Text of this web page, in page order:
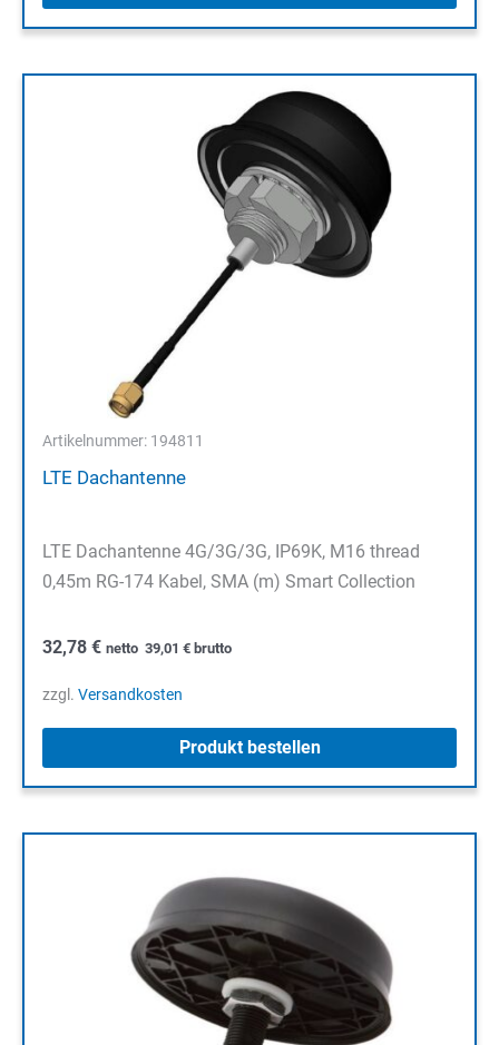
Artikelnummer: 194811
LTE Dachantenne
LTE Dachantenne 4G/3G/3G, IP69K, M16 thread
0,45m RG-174 Kabel, SMA (m) Smart Collection
32,78 € netto 39,01 € brutto
zzgl. Versandkosten
Produkt bestellen